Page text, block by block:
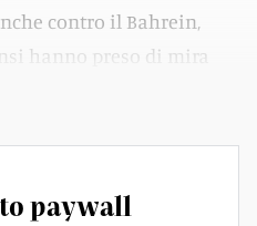
contro il Bahrein,
hanno preso di mira
paywall